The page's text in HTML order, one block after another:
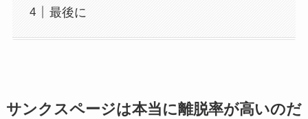
最後に
サンクスページは本当に離脱率が高いのだ